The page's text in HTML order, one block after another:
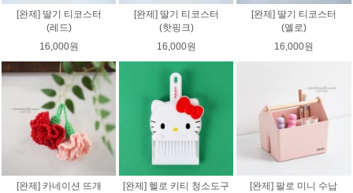
[완제] 딸기 티코스터
(레드)
16,000원
[완제] 딸기 티코스터
(핫핑크)
16,000원
[완제] 딸기 티코스터
(옐로)
16,000원
[완제] 카네이션 뜨개
[완제] 헬로 키티 청소도구
[완제] 팔로 미니 수납